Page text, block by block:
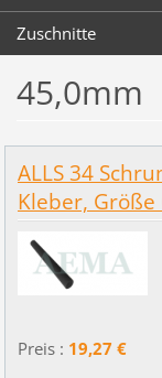
Zuschnitte
45,0mm
ALLS 34
Kleber,
Preis : 19,27 €